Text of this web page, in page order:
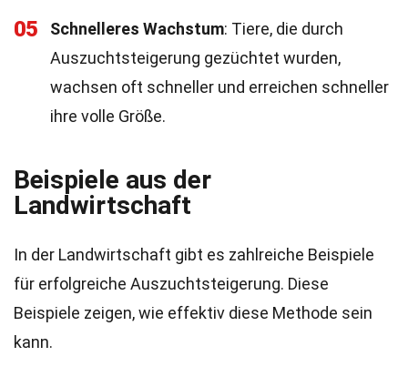
05 Schnelleres Wachstum: Tiere, die durch
Auszuchtsteigerung gezüchtet wurden,
wachsen oft schneller und erreichen schneller
ihre volle Größe.
Beispiele aus der
Landwirtschaft
In der Landwirtschaft gibt es zahlreiche Beispiele
für erfolgreiche Auszuchtsteigerung. Diese
Beispiele zeigen, wie effektiv diese Methode sein
kann.